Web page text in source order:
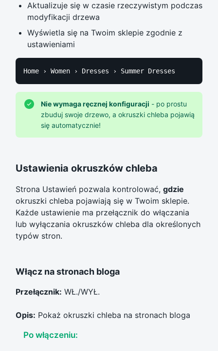
Aktualizuje się w czasie rzeczywistym podczas
modyfikacji drzewa
Wyświetla się na Twoim sklepie zgodnie z
ustawieniami
Home › Women › Dresses › Summer Dresses
Nie wymaga ręcznej konfiguracji - po prostu
zbuduj swoje drzewo, a okruszki chleba pojawią
się automatycznie!
Ustawienia okruszków chleba
Strona Ustawień pozwala kontrolować, gdzie
okruszki chleba pojawiają się w Twoim sklepie.
Każde ustawienie ma przełącznik do włączania
lub wyłączania okruszków chleba dla określonych
typów stron.
Włącz na stronach bloga
Przełącznik: WŁ./WYŁ.
Opis: Pokaż okruszki chleba na stronach bloga
Po włączeniu: